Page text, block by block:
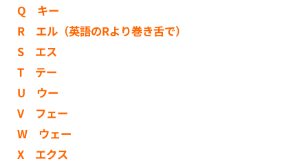
Q キー
R エル（英語のRより巻き舌で）
S エス
T テー
U ウー
V フェー
W ウェー
X エクス